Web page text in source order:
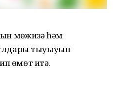
мөғжизә һәм
тыуыуын
өмөт итә.